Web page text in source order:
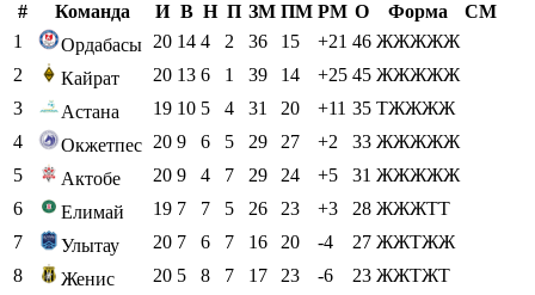
# Команда И В Н П ЗМ ПМ РМ О Форма
СМ
1
Ордабасы 20 14 4 2 36 15 +21 46 ЖЖЖЖЖ
2
Кайрат 20 13 6 1 39 14 +25 45 ЖЖЖЖЖ
3
Астана 19 10 5 4 31 20 +11 35 ТЖЖЖЖ
4
Окжетпес 20 9 6 5 29 27 +2 33 ЖЖЖЖЖ
5
Актобе 20 9 4 7 29 24 +5 31 ЖЖЖЖЖ
6
Елимай 19 7 7 5 26 23 +3 28 ЖЖЖТТ
7
Улытау 20 7 6 7 16 20 -4 27 ЖЖТЖЖ
8
Женис 20 5 8 7 17 23 -6 23 ЖЖТЖТ